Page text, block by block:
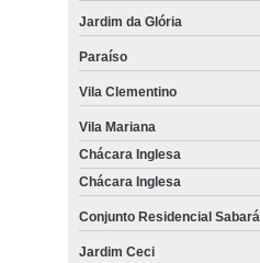
Jardim da Glória
Paraíso
Vila Clementino
Vila Mariana
Chácara Inglesa
Chácara Inglesa
Conjunto Residencial Sabará
Jardim Ceci